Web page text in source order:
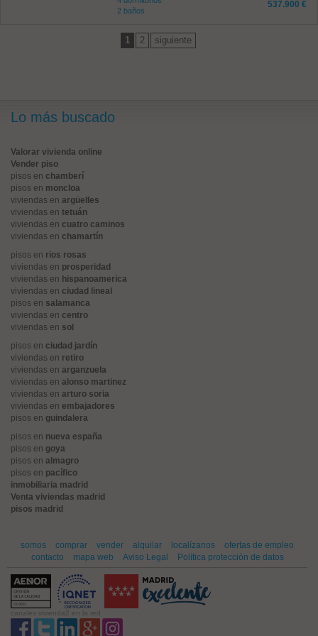
2 baños
537.900 €
1 2 siguiente
Lo más buscado
Valorar vivienda online
Vender piso
pisos en chamberí
pisos en moncloa
viviendas en argüelles
viviendas en tetuán
viviendas en cuatro caminos
viviendas en chamartín
pisos en rios rosas
viviendas en prosperidad
viviendas en hispanoamerica
viviendas en ciudad lineal
pisos en salamanca
viviendas en centro
viviendas en sol
pisos en ciudad jardín
viviendas en retiro
viviendas en arganzuela
viviendas en alonso martinez
viviendas en arturo soria
viviendas en embajadores
pisos en guindalera
pisos en nueva españa
pisos en goya
pisos en almagro
pisos en pacífico
inmobiliaria madrid
Venta viviendas madrid
pisos madrid
somos comprar vender alquilar localízanos
ofertas de empleo
contacto
mapa web Aviso Legal Política protección de datos
canales vivienda2 en la red